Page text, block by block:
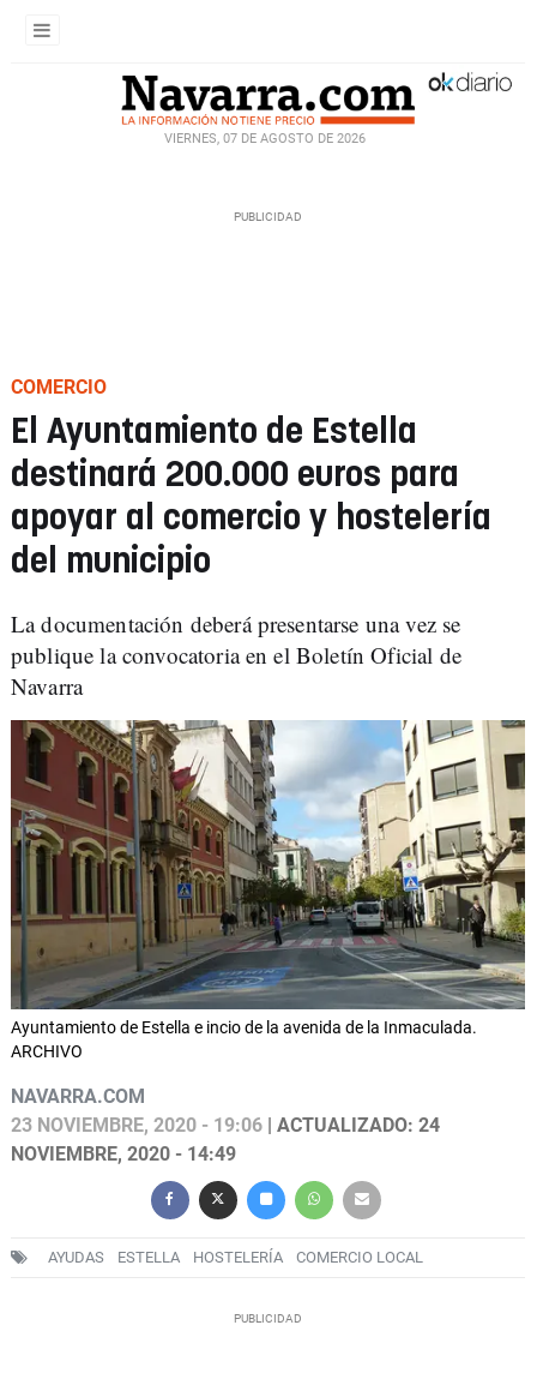
VIERNES, 07 DE AGOSTO DE 2026
COMERCIO
El Ayuntamiento de Estella
destinará 200.000 euros para
apoyar al comercio y hostelería
del municipio
La documentación deberá presentarse una vez se
publique la convocatoria en el Boletín Oficial de
Navarra
Ayuntamiento de Estella e incio de la avenida de la Inmaculada.
ARCHIVO
NAVARRA.COM
23 NOVIEMBRE, 2020 - 19:06 | ACTUALIZADO: 24
NOVIEMBRE, 2020 - 14:49
AYUDAS ESTELLA HOSTELERÍA COMERCIO LOCAL